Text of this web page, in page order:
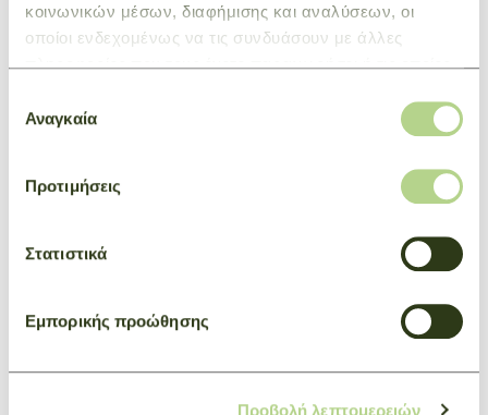
κοινωνικών μέσων, διαφήμισης και αναλύσεων, οι
οποίοι ενδεχομένως να τις συνδυάσουν με άλλες
πληροφορίες που τους έχετε παραχωρήσει ή τις οποίες
των υπηρεσιών τους.
συγκατάθεσης
Αναγκαία
Προτιμήσεις
Στατιστικά
Εμπορικής προώθησης
Προβολή λεπτομερειών